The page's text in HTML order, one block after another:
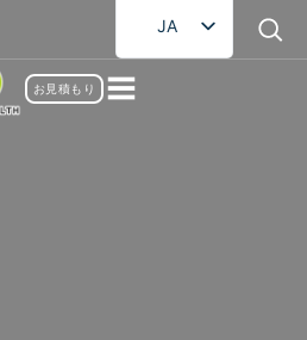
JA
EN
お見積もり